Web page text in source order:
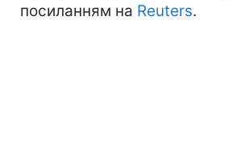
посиланням на Reuters.